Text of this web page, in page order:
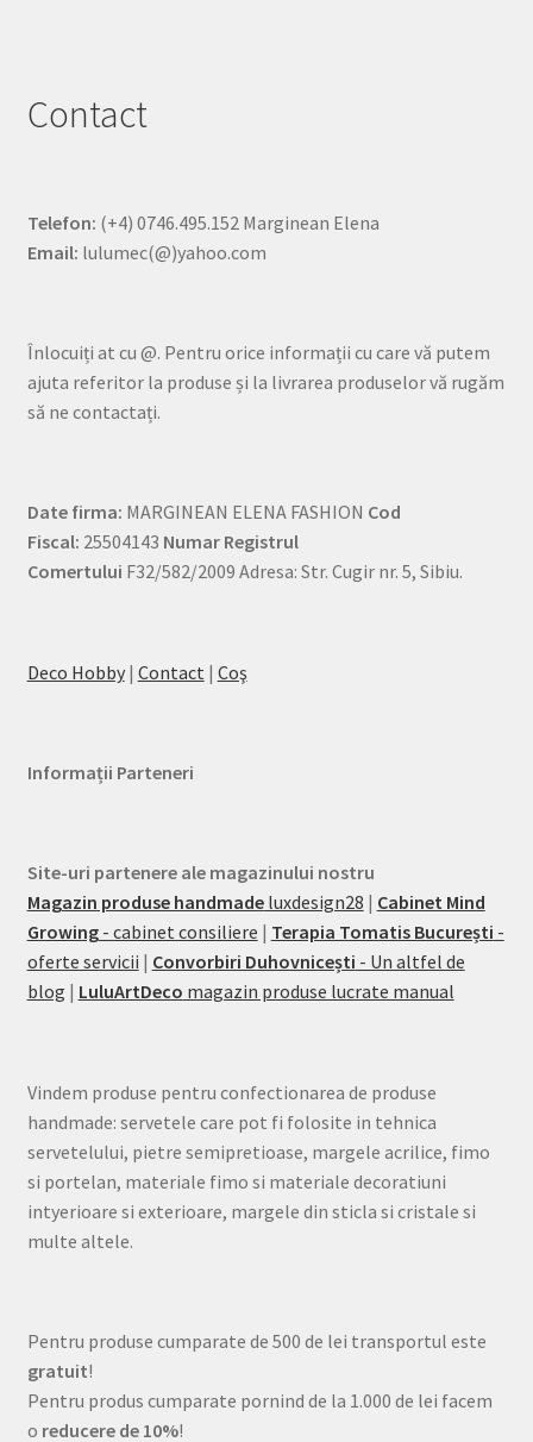
Contact
Telefon: (+4) 0746.495.152 Marginean Elena
Email: lulumec(@)yahoo.com
Înlocuiți at cu @. Pentru orice informații cu care vă putem
ajuta referitor la produse și la livrarea produselor vă rugăm
să ne contactați.
Date firma: MARGINEAN ELENA FASHION Cod
Fiscal: 25504143 Numar Registrul
Comertului F32/582/2009 Adresa: Str. Cugir nr. 5, Sibiu.
Deco Hobby| Contact | Coş
Informații Parteneri
Site-uri partenere ale magazinului nostru
Magazin produse handmadeluxdesign28 | Cabinet Mind
Growing- cabinet consiliere | Terapia Tomatis București -
oferte servicii | Convorbiri Duhovnicești - Un altfel de
blog | LuluArtDeco magazin produse lucrate manual
Vindem produse pentru confectionarea de produse
handmade: servetele care pot fi folosite in tehnica
servetelului, pietre semipretioase, margele acrilice, fimo
si portelan, materiale fimo si materiale decoratiuni
intyerioare si exterioare, margele din sticla si cristale si
multe altele.
Pentru produse cumparate de 500 de lei transportul este
gratuit!
Pentru produs cumparate pornind de la 1.000 de lei facem
o reducere de 10%!